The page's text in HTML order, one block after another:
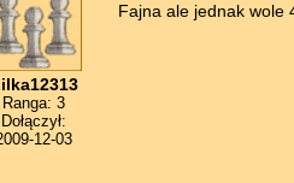
Ranga: 3
Dołączył:
12-03
Fajna ale jednak wole